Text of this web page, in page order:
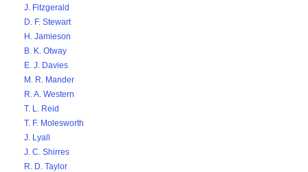
J. Fitzgerald
D. F. Stewart
H. Jamieson
B. K. Otway
E. J. Davies
M. R. Mander
R. A. Western
T. L. Reid
T. F. Molesworth
J. Lyall
J. C. Shirres
R. D. Taylor